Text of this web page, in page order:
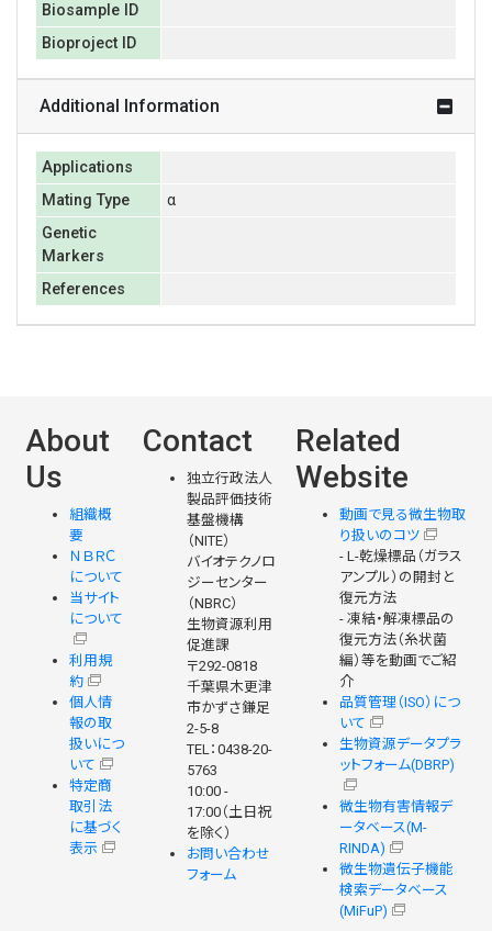
Biosample ID
Bioproject ID
Additional Information
Applications
Mating Type
α
Genetic
Markers
References
About
Us
組織概
要
ＮＢＲＣ
について
当サイト
について
利用規
約
個人情
報の取
扱いにつ
いて
特定商
取引法
に基づく
表示
Contact
独立行政法人
製品評価技術
基盤機構
（NITE）
バイオテクノロ
ジーセンター
（NBRC）
生物資源利用
促進課
〒292-0818
千葉県木更津
市かずさ鎌足
2-5-8
TEL：0438-20-
5763
10:00 -
17:00（土日祝
を除く）
お問い合わせ
フォーム
Related
Website
動画で見る微生物取
り扱いのコツ
- L-乾燥標品（ガラス
アンプル）の開封と
復元方法
- 凍結・解凍標品の
復元方法（糸状菌
編）等を動画でご紹
介
品質管理（ISO）につ
いて
生物資源データプラ
ットフォーム(DBRP)
微生物有害情報デ
ータベース(M-
RINDA)
微生物遺伝子機能
検索データベース
(MiFuP)